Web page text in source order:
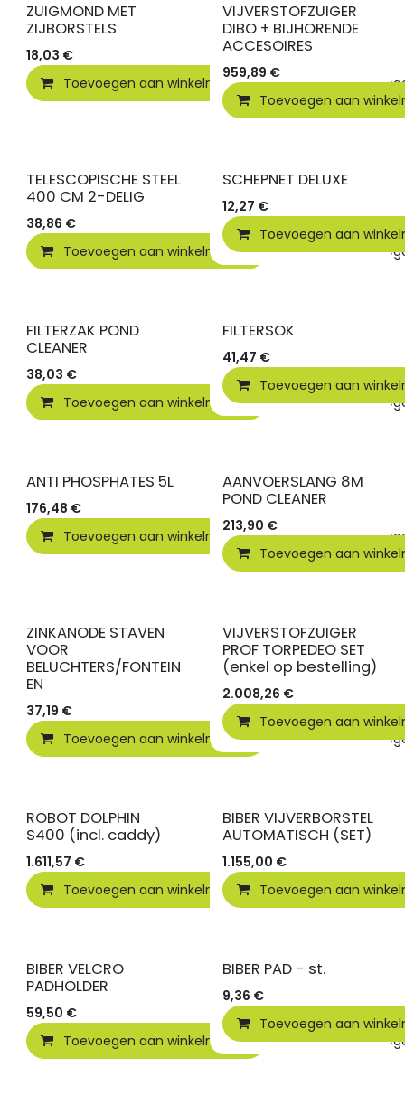
ZUIGMOND MET
ZIJBORSTELS
18,03 €
Toevoegen aan winkelmandje
VIJVERSTOFZUIGER
DIBO + BIJHORENDE
ACCESOIRES
959,89 €
Toevoegen aan
TELESCOPISCHE STEEL
400 CM 2-DELIG
38,86 €
Toevoegen aan winkelmandje
SCHEPNET DELUXE
12,27 €
Toevoegen aan
FILTERZAK POND
CLEANER
38,03 €
Toevoegen aan winkelmandje
FILTERSOK
41,47 €
Toevoegen aan
ANTI PHOSPHATES 5L
176,48 €
Toevoegen aan winkelmandje
AANVOERSLANG 8M
POND CLEANER
213,90 €
Toevoegen aan
ZINKANODE STAVEN
VOOR
BELUCHTERS/FONTEIN
EN
37,19 €
Toevoegen aan winkelmandje
VIJVERSTOFZUIGER
PROF TORPEDEO SET
(enkel op bestelling)
2.008,26 €
Toevoegen aan
ROBOT DOLPHIN
S400 (incl. caddy)
1.611,57 €
Toevoegen aan winkelmandje
BIBER VIJVERBORSTEL
AUTOMATISCH (SET)
1.155,00 €
Toevoegen aan
BIBER VELCRO
PADHOLDER
59,50 €
Toevoegen aan winkelmandje
BIBER PAD - st.
9,36 €
Toevoegen aan